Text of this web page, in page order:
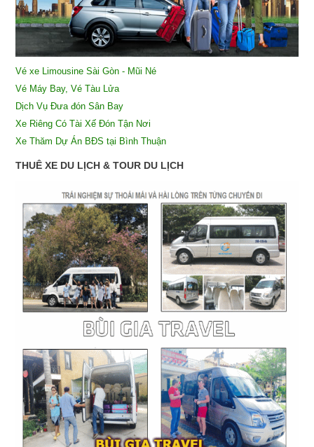
Vé xe Limousine Sài Gòn - Mũi Né
Vé Máy Bay, Vé Tàu Lửa
Dịch Vụ Đưa đón Sân Bay
Xe Riêng Có Tài Xế Đón Tận Nơi
Xe Thăm Dự Án BĐS tại Bình Thuận
THUÊ XE DU LỊCH & TOUR DU LỊCH